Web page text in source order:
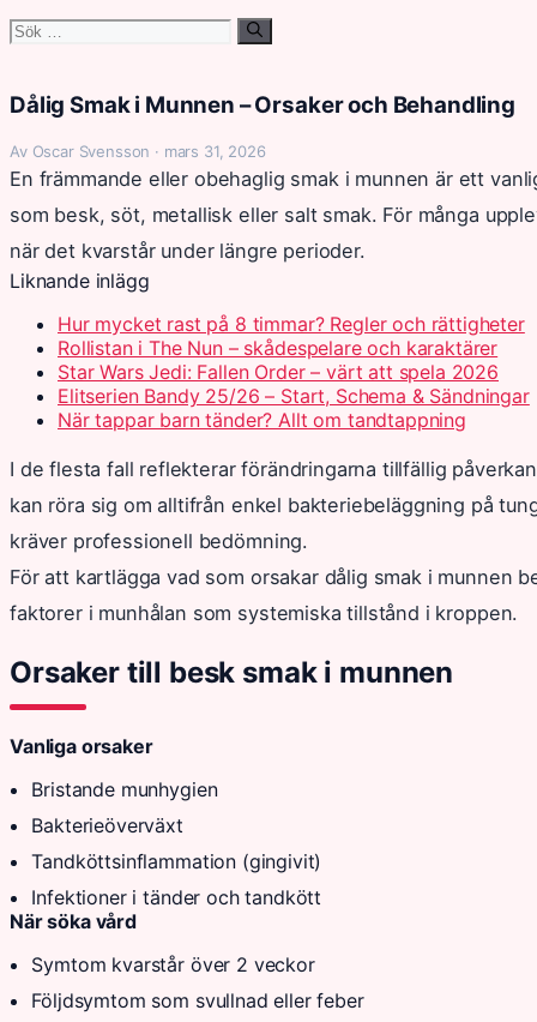
Sök
Dålig Smak i Munnen – Orsaker och Behandling
Av Oscar Svensson · mars 31, 2026
En främmande eller obehaglig smak i munnen är ett
som besk, söt, metallisk eller salt smak. För många
när det kvarstår under längre perioder.
Liknande inlägg
Hur mycket rast på 8 timmar? Regler och rättigheter
Rollistan i The Nun – skådespelare och karaktärer
Star Wars Jedi: Fallen Order – värt att spela 2026
Elitserien Bandy 25/26 – Start, Schema & Sändningar
När tappar barn tänder? Allt om tandtappning
I de flesta fall reflekterar förändringarna tillfällig
kan röra sig om alltifrån enkel bakteriebeläggning på
kräver professionell bedömning.
För att kartlägga vad som orsakar dålig smak i munnen
faktorer i munhålan som systemiska tillstånd i kroppen.
Orsaker till besk smak i munnen
Vanliga orsaker
Bristande munhygien
Bakterieöverväxt
Tandköttsinflammation (gingivit)
Infektioner i tänder och tandkött
När söka vård
Symtom kvarstår över 2 veckor
Följdsymtom som svullnad eller feber